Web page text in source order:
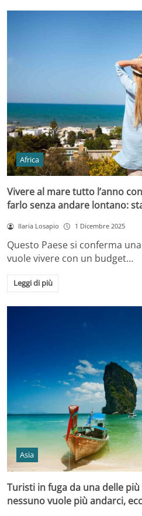
Africa
Vivere al mare tutto l’anno
farlo senza andare lontano:
Ilaria Losapio 1 Dicembre 2025
Questo Paese si conferma
vuole vivere con un budget…
Leggi di più
Asia
Turisti in fuga da una delle
nessuno vuole più andarci,